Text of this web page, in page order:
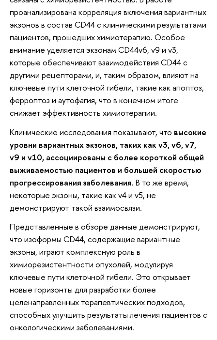
проанализирована корреляция включения вариантных
экзонов в состав CD44 с клиническими результатами
пациентов, прошедших химиотерапию. Особое
внимание уделяется экзонам CD44v6, v9 и v3,
которые обеспечивают взаимодействия CD44 с
другими рецепторами, и, таким образом, влияют на
ключевые пути клеточной гибели, такие как апоптоз,
ферроптоз и аутофагия, что в конечном итоге
снижает эффективность химиотерапии.
Клинические исследования показывают, что высокие
уровни вариантных экзонов, таких как v3, v6, v7,
v9 и v10, ассоциированы с более короткой общей
выживаемостью пациентов и большей скоростью
прогрессирования заболевания. В то же время,
некоторые экзоны, такие как v4 и v5, не
демонстрируют такой взаимосвязи.
Представленные в обзоре данные демонстрируют,
что изоформы CD44, содержащие вариантные
экзоны, играют комплексную роль в
химиорезистентности опухолей, модулируя
ключевые пути клеточной гибели. Это открывает
новые горизонты для разработки более
целенаправленных терапевтических подходов,
способных улучшить результаты лечения пациентов с
онкологическими заболеваниями.